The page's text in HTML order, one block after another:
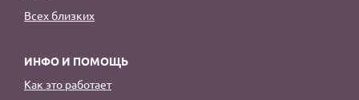
Всех близких
ИНФО И ПОМОЩЬ
Как это работает